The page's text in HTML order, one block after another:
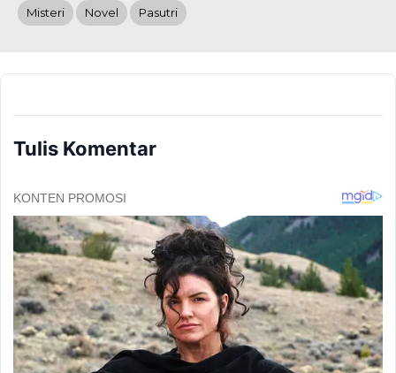
Misteri Novel Pasutri
Tulis Komentar